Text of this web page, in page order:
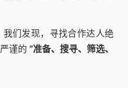
们发现，寻找合作达人绝
谨的 “准备、搜寻、筛选、